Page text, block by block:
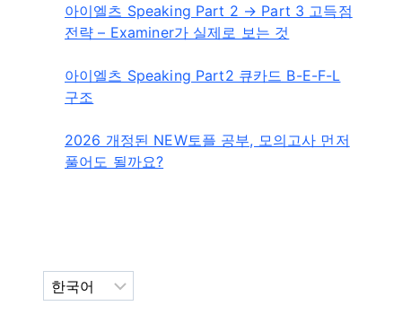
아이엘츠 Speaking Part 2 → Part 3 고득점
전략 – Examiner가 실제로 보는 것
아이엘츠 Speaking Part2 큐카드 B-E-F-L
구조
2026 개정된 NEW토플 공부, 모의고사 먼저
풀어도 될까요?
Choose
a